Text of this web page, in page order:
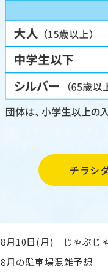
チラシ
8月10日(月) じゃぶじ
8月の駐車場混雑予想